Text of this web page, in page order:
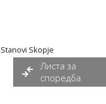
Stanovi Skopje
Листа за
споредба